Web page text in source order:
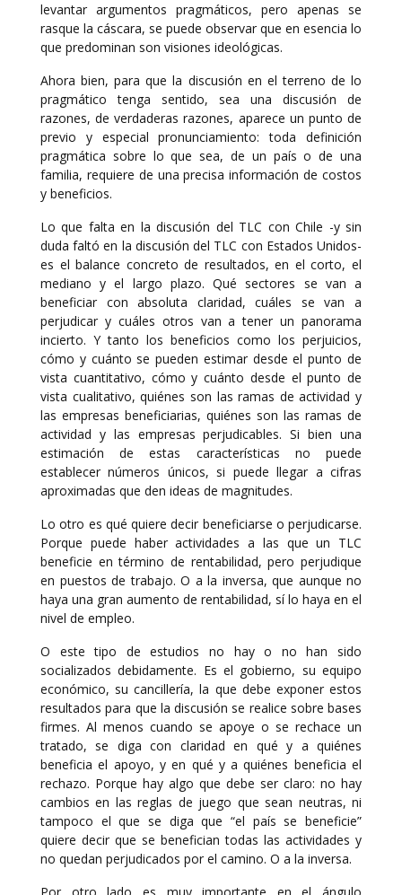
levantar argumentos pragmáticos, pero apenas se
rasque la cáscara, se puede observar que en esencia lo
que predominan son visiones ideológicas.
Ahora bien, para que la discusión en el terreno de lo
pragmático tenga sentido, sea una discusión de
razones, de verdaderas razones, aparece un punto de
previo y especial pronunciamiento: toda definición
pragmática sobre lo que sea, de un país o de una
familia, requiere de una precisa información de costos
y beneficios.
Lo que falta en la discusión del TLC con Chile -y sin
duda faltó en la discusión del TLC con Estados Unidos-
es el balance concreto de resultados, en el corto, el
mediano y el largo plazo. Qué sectores se van a
beneficiar con absoluta claridad, cuáles se van a
perjudicar y cuáles otros van a tener un panorama
incierto. Y tanto los beneficios como los perjuicios,
cómo y cuánto se pueden estimar desde el punto de
vista cuantitativo, cómo y cuánto desde el punto de
vista cualitativo, quiénes son las ramas de actividad y
las empresas beneficiarias, quiénes son las ramas de
actividad y las empresas perjudicables. Si bien una
estimación de estas características no puede
establecer números únicos, si puede llegar a cifras
aproximadas que den ideas de magnitudes.
Lo otro es qué quiere decir beneficiarse o perjudicarse.
Porque puede haber actividades a las que un TLC
beneficie en término de rentabilidad, pero perjudique
en puestos de trabajo. O a la inversa, que aunque no
haya una gran aumento de rentabilidad, sí lo haya en el
nivel de empleo.
O este tipo de estudios no hay o no han sido
socializados debidamente. Es el gobierno, su equipo
económico, su cancillería, la que debe exponer estos
resultados para que la discusión se realice sobre bases
firmes. Al menos cuando se apoye o se rechace un
tratado, se diga con claridad en qué y a quiénes
beneficia el apoyo, y en qué y a quiénes beneficia el
rechazo. Porque hay algo que debe ser claro: no hay
cambios en las reglas de juego que sean neutras, ni
tampoco el que se diga que “el país se beneficie”
quiere decir que se benefician todas las actividades y
no quedan perjudicados por el camino. O a la inversa.